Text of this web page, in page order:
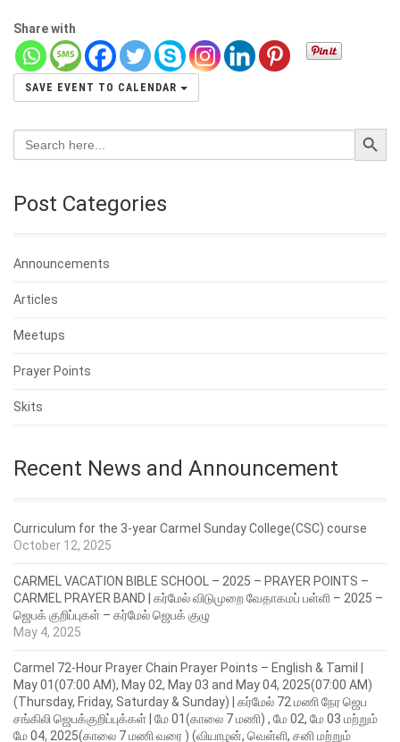
Share with
SAVE EVENT TO CALENDAR
Search
for:
Search Button
Post Categories
Announcements
Articles
Meetups
Prayer Points
Skits
Recent News and Announcement
Curriculum for the 3-year Carmel Sunday College(CSC) course
October 12, 2025
CARMEL VACATION BIBLE SCHOOL – 2025 – PRAYER POINTS –
CARMEL PRAYER BAND | கர்மேல் விடுமுறை வேதாகமப் பள்ளி – 2025 –
ஜெபக் குறிப்புகள் – கர்மேல் ஜெபக் குழு
May 4, 2025
Carmel 72-Hour Prayer Chain Prayer Points – English & Tamil |
May 01(07:00 AM), May 02, May 03 and May 04, 2025(07:00 AM)
(Thursday, Friday, Saturday & Sunday) | கர்மேல் 72 மணி நேர ஜெப
சங்கிலி ஜெபக்குறிப்புக்கள் | மே 01(காலை 7 மணி) , மே 02, மே 03 மற்றும்
மே 04, 2025(காலை 7 மணி வரை ) (வியாழன், வெள்ளி, சனி மற்றும்